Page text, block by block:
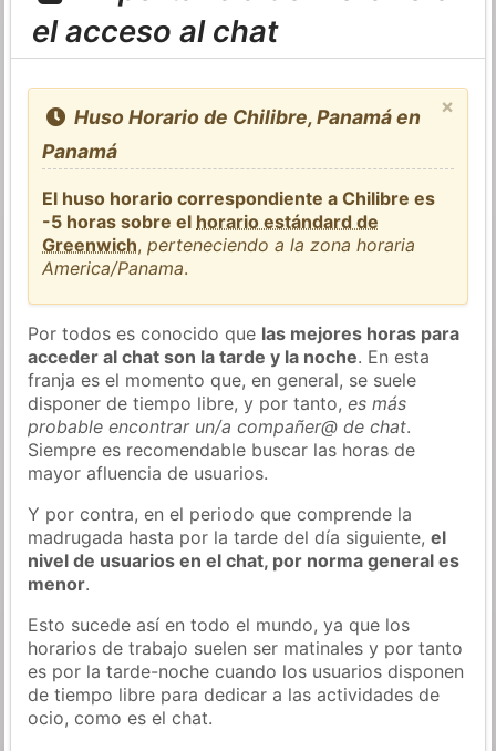
el acceso al chat
×
Huso Horario de Chilibre, Panamá en
Panamá
El huso horario correspondiente a Chilibre es
-5 horas sobre el horario estándard de
Greenwich,perteneciendo a la zona horaria
America/Panama.
Por todos es conocido que las mejores horas para
acceder al chat son la tarde y la noche. En esta
franja es el momento que, en general, se suele
disponer de tiempo libre, y por tanto,es más
probable encontrar un/a compañer@ de chat.
Siempre es recomendable buscar las horas de
mayor afluencia de usuarios.
Y por contra, en el periodo que comprende la
madrugada hasta por la tarde del día siguiente,el
nivel de usuarios en el chat, por norma general es
menor.
Esto sucede así en todo el mundo, ya que los
horarios de trabajo suelen ser matinales y por tanto
es por la tarde-noche cuando los usuarios disponen
de tiempo libre para dedicar a las actividades de
ocio, como es el chat.